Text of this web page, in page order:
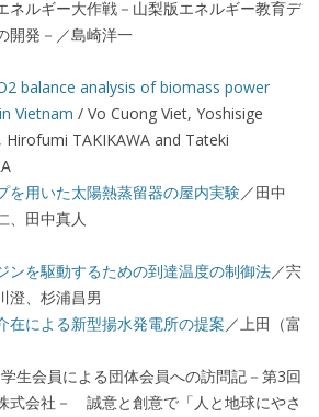
ネルギー大作戦－山梨版エネルギー教育デ
開発－／島崎洋一
balance analysis of biomass power
Vietnam / Vo Cuong Viet, Yoshisige
Hirofumi TAKIKAWA and Tateki
を用いた太陽熱蒸留器の屋内実験／田中
、田中真人
ンを駆動するための到達温度の制御法／宍
澄、杉浦昌男
在による新型揚水発電所の提案／上田（富
生会員による団体会員への訪問記－第3回
式会社－ 誠意と創意で「人と地球にやさ